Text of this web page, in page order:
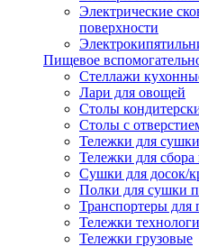
Электрические
поверхности
Пищевое
Стеллажи
Лари для овощей
Столы
Столы с
Тележки для
Тележки для
Сушки для досок/
Полки для сушки
Транспортеры для
Тележки
Тележки грузовые